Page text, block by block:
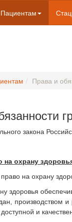
Пациентам
Права и
закона
на охрану
на охрану
здоровья
производством
и